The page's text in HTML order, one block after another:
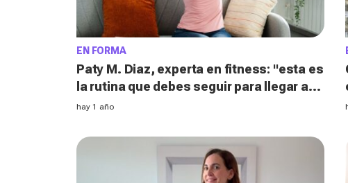
EN FORMA
Paty M. Diaz, experta en fitness: "esta es
la rutina que debes seguir para llegar a
los 80 con buena movilidad"
hay 1 año